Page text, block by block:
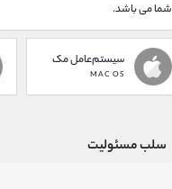
شما می باشد.
سیستم‌عامل مک
MAC OS
سلب مسئولیت